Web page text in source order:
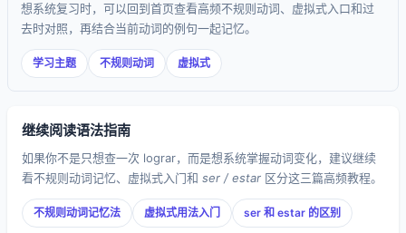
想系统复习时，可以回到首页查看高频不规则动词、虚拟式入口和过
去时对照，再结合当前动词的例句一起记忆。
学习主题 不规则动词 虚拟式
继续阅读语法指南
如果你不是只想查一次 lograr，而是想系统掌握动词变化，建议继续
看不规则动词记忆、虚拟式入门和 ser / estar 区分这三篇高频教程。
不规则动词记忆法 虚拟式用法入门 ser 和 estar 的区别